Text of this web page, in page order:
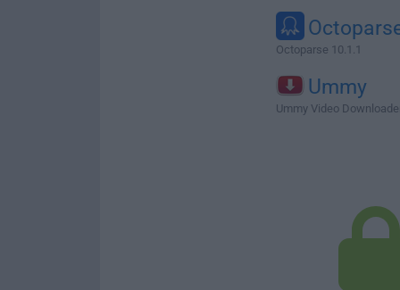
Octoparse 10.1.1
Ummy
Ummy Video